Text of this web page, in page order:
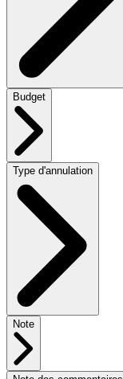
Budget
Type d'annulation
Note